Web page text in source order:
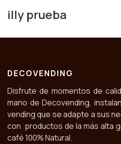
illy prueba
DECOVENDING
Disfrute de momentos de
mano de Decovending,
vending que se adapte a sus
con productos de la más alta
café 100% Natural.